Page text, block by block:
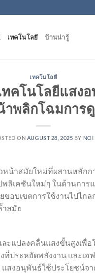
เทคโนโลยี บ้านน่ารู้
เทคโนโลยี
คโนโลยีแสง
าพลิกโฉมการ
ON AUGUST 28, 2025 BY NOI
วหน้าสมัยใหม่ที่ผสานหลั
ลิเคชันใหม่ๆ ในด้านการ
บเขตการใช้งานไปไกล
ำสมัย
ะแปลงคลื่นแสงขั้นสูงเพื่อ
ประหยัดพลังงาน และเ
แสงอนุพันธ์ใช้ประโยชน์